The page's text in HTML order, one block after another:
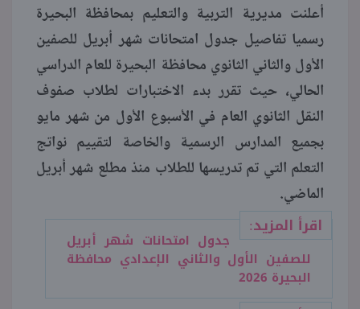
ملفات
منوعات
أعلنت مديرية التربية والتعليم بمحافظة البحيرة
رسميا تفاصيل جدول امتحانات شهر أبريل للصفين
الأول والثاني الثانوي محافظة البحيرة للعام الدراسي
الحالي، حيث تقرر بدء الاختبارات لطلاب صفوف
النقل الثانوي العام في الأسبوع الأول من شهر مايو
بجميع المدارس الرسمية والخاصة لتقييم نواتج
التعلم التي تم تدريسها للطلاب منذ مطلع شهر أبريل
الماضي.
اقرأ المزيد:
جدول امتحانات شهر أبريل
للصفين الأول والثاني الإعدادي محافظة
البحيرة 2026